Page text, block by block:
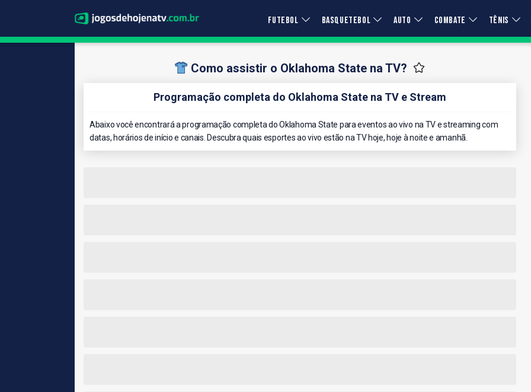
FUTEBOL BASQUETEBOL AUTO COMBATE TÊNIS
Como assistir o Oklahoma State na TV?
Programação completa do Oklahoma State na TV e Stream
Abaixo você encontrará a programação completa do Oklahoma State para eventos ao vivo na TV e streaming com
datas, horários de início e canais. Descubra quais esportes ao vivo estão na TV hoje, hoje à noite e amanhã.